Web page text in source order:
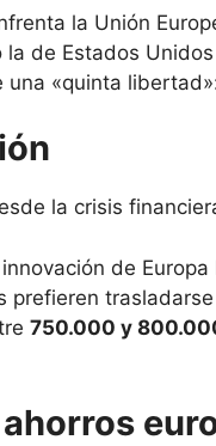
la Unión
la de Estados
«quinta
la crisis
de
prefieren
750.000 y